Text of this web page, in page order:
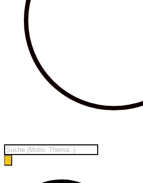
Products
search